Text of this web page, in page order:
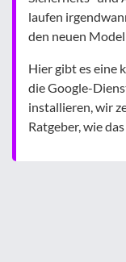
laufen
den neuen
Hier gibt es eine
die Google-
installieren, wir
Ratgeber, wie